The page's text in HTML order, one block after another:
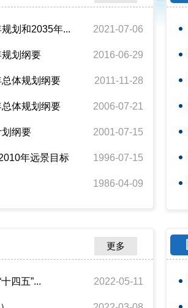
划和2035年... 2021-07-06
划纲要 2016-06-29
体规划纲要 2011-11-28
体规划纲要 2006-07-21
纲要 2001-07-15
年远景目标 1996-07-15
1986-04-09
更多
四五”... 2022-05-11